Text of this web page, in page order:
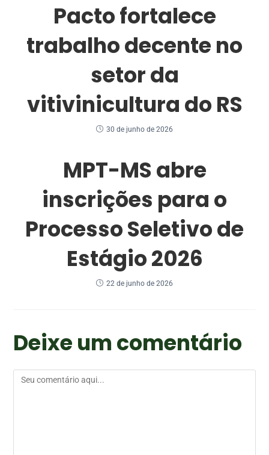
Pacto fortalece
trabalho decente no
setor da
vitivinicultura do RS
30 de junho de 2026
MPT-MS abre
inscrições para o
Processo Seletivo de
Estágio 2026
22 de junho de 2026
Deixe um comentário